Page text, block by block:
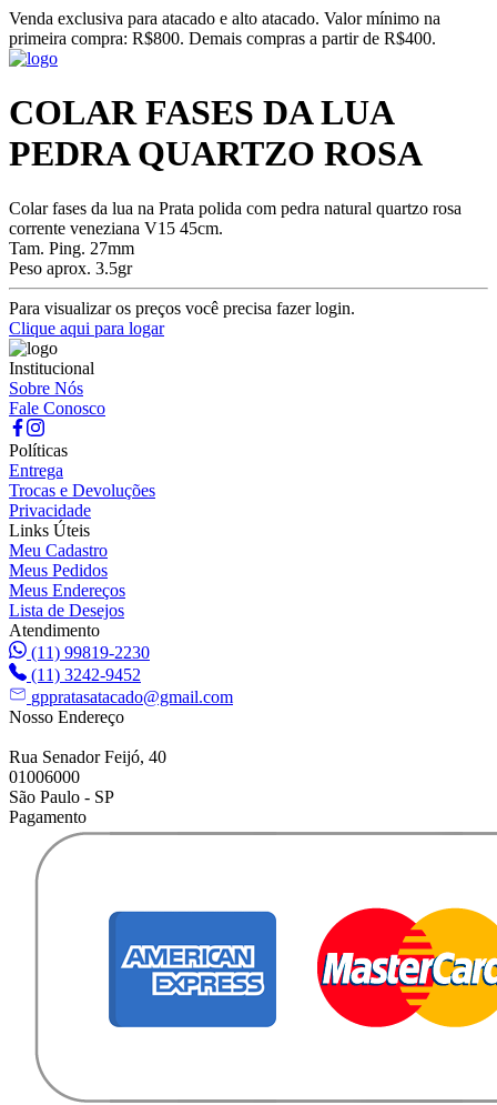
Venda exclusiva para atacado e alto atacado. Valor mínimo na
primeira compra: R$800. Demais compras a partir de R$400.
COLAR FASES DA LUA
PEDRA QUARTZO ROSA
Colar fases da lua na Prata polida com pedra natural quartzo rosa
corrente veneziana V15 45cm.
Tam. Ping. 27mm
Peso aprox. 3.5gr
Para visualizar os preços você precisa fazer login.
Clique aqui para logar
Institucional
Sobre Nós
Fale Conosco
Políticas
Entrega
Trocas e Devoluções
Privacidade
Links Úteis
Meu Cadastro
Meus Pedidos
Meus Endereços
Lista de Desejos
Atendimento
(11) 99819-2230
(11) 3242-9452
gppratasatacado@gmail.com
Nosso Endereço
Rua Senador Feijó, 40
01006000
São Paulo - SP
Pagamento